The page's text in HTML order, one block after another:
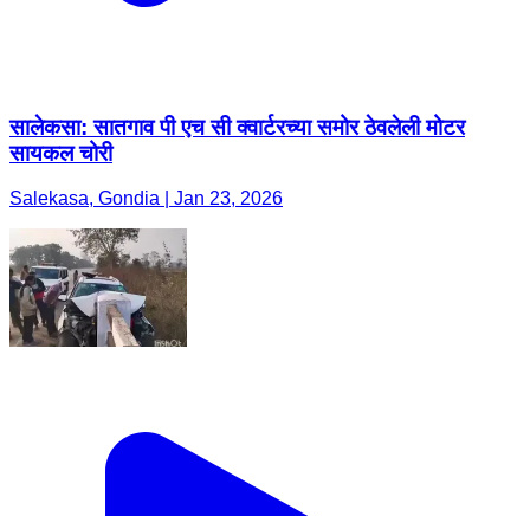
सालेकसा: सातगाव पी एच सी क्वार्टरच्या समोर ठेवलेली मोटर
सायकल चोरी
Salekasa, Gondia | Jan 23, 2026